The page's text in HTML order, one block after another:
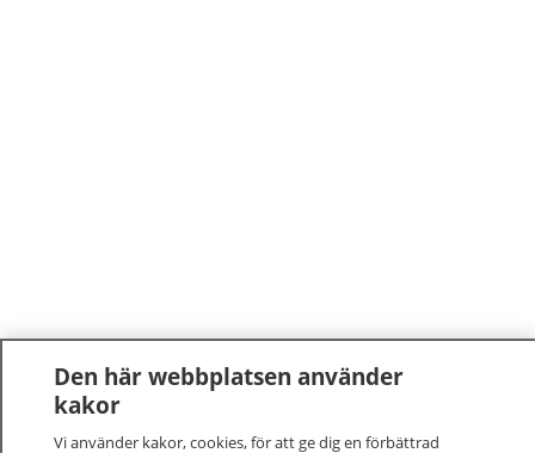
Den här webbplatsen använder
kakor
Vi använder kakor, cookies, för att ge dig en förbättrad